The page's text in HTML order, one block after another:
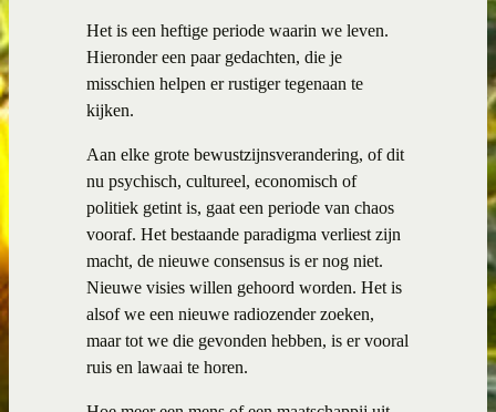
Het is een heftige periode waarin we leven.
Hieronder een paar gedachten, die je
misschien helpen er rustiger tegenaan te
kijken.
Aan elke grote bewustzijnsverandering, of dit
nu psychisch, cultureel, economisch of
politiek getint is, gaat een periode van chaos
vooraf. Het bestaande paradigma verliest zijn
macht, de nieuwe consensus is er nog niet.
Nieuwe visies willen gehoord worden. Het is
alsof we een nieuwe radiozender zoeken,
maar tot we die gevonden hebben, is er vooral
ruis en lawaai te horen.